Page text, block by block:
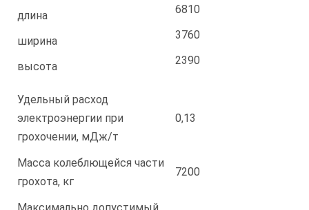
длина
ширина
высота
6810
3760
2390
Удельный расход
электроэнергии при
грохочении, мДж/т
0,13
Масса колеблющейся части
грохота, кг
7200